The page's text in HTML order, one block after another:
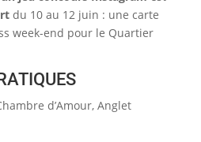
du 10 au 12 juin : une carte
week-end pour le Quartier
d’Amour, Anglet